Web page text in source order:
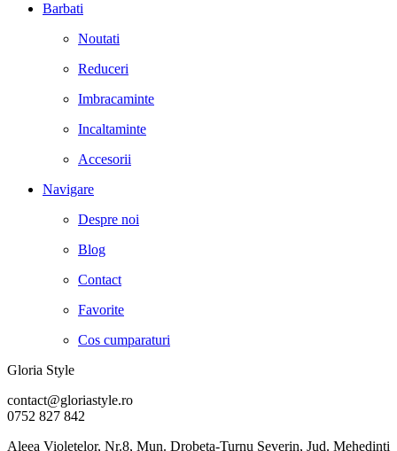
Barbati
Noutati
Reduceri
Imbracaminte
Incaltaminte
Accesorii
Navigare
Despre noi
Blog
Contact
Favorite
Cos cumparaturi
Gloria Style
contact@gloriastyle.ro
0752 827 842
Aleea Violetelor, Nr.8, Mun. Drobeta-Turnu Severin, Jud. Mehedinti